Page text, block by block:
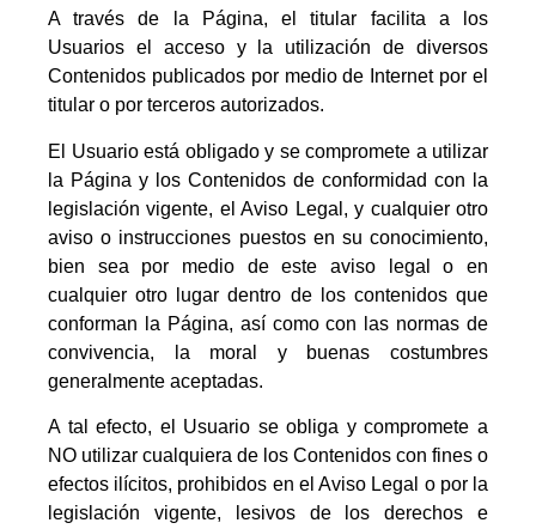
A través de la Página, el titular facilita a los
Usuarios el acceso y la utilización de diversos
Contenidos publicados por medio de Internet por el
titular o por terceros autorizados.
El Usuario está obligado y se compromete a utilizar
la Página y los Contenidos de conformidad con la
legislación vigente, el Aviso Legal, y cualquier otro
aviso o instrucciones puestos en su conocimiento,
bien sea por medio de este aviso legal o en
cualquier otro lugar dentro de los contenidos que
conforman la Página, así como con las normas de
convivencia, la moral y buenas costumbres
generalmente aceptadas.
A tal efecto, el Usuario se obliga y compromete a
NO utilizar cualquiera de los Contenidos con fines o
efectos ilícitos, prohibidos en el Aviso Legal o por la
legislación vigente, lesivos de los derechos e